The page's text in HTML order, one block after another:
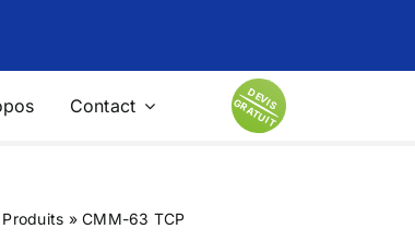
Contact D
E
V
IS G
R
A
T
U
IT
Produits »CMM-63 TCP